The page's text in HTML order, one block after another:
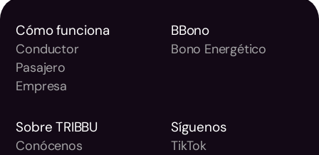
Sobre TRIBBU
Conócenos
Cómo funciona
Conductor
Pasajero
Empresa
BBono
Bono Energético
Síguenos
TikTok